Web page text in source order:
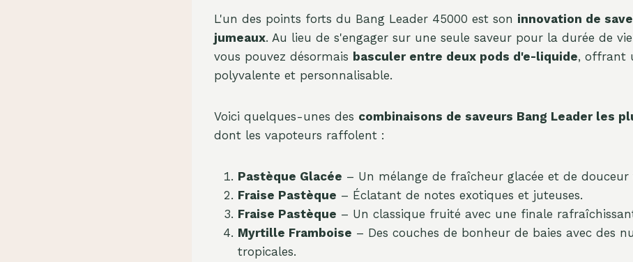
L'un des points forts du Bang Leader 45000 est son innovation de
jumeaux. Au lieu de s'engager sur une seule saveur pour la durée de
vous pouvez désormais basculer entre deux pods d'e-liquide, offrant
polyvalente et personnalisable.
Voici quelques-unes des combinaisons de saveurs Bang Leader les
dont les vapoteurs raffolent :
Pastèque Glacée – Un mélange de fraîcheur glacée et de douceur
Fraise Pastèque – Éclatant de notes exotiques et juteuses.
Fraise Pastèque – Un classique fruité avec une finale
Myrtille Framboise – Des couches de bonheur de baies avec des
tropicales.